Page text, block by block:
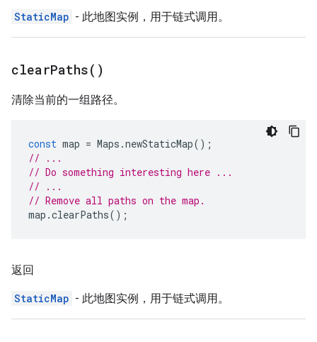
StaticMap - 此地图实例，用于链式调用。
clearPaths( )
清除当前的一组路径。
const map = Maps .newStaticMap();
// ...
// Do something interesting here ...
// ...
// Remove all paths on the map.
map .clearPaths();
返回
StaticMap - 此地图实例，用于链式调用。